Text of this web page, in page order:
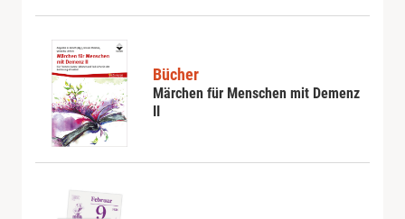
Bücher
Märchen für Menschen mit Demenz
II